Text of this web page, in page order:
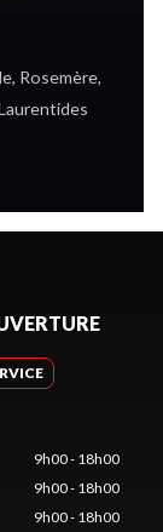
Rosemère,
9h00 - 18h00
9h00 - 18h00
9h00 - 18h00